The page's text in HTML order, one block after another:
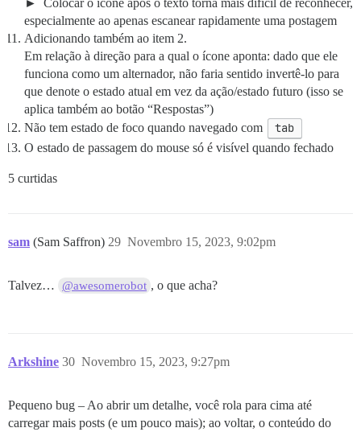
especialmente ao apenas escanear rapidamente uma postagem
Adicionando também ao item 2.
Em relação à direção para a qual o ícone aponta: dado que ele
funciona como um alternador, não faria sentido invertê-lo para
que denote o estado atual em vez da ação/estado futuro (isso se
aplica também ao botão “Respostas”)
Não tem estado de foco quando navegado com
tab
O estado de passagem do mouse só é visível quando fechado
5 curtidas
sam (Sam Saffron) Novembro 15, 2023, 9:02pm
29
Talvez… @awesomerobot , o que acha?
Arkshine Novembro 15, 2023, 9:27pm
30
Pequeno bug – Ao abrir um detalhe, você rola para cima até
carregar mais posts (e um pouco mais); ao voltar, o conteúdo do